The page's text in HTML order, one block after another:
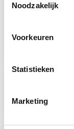
Noodzakelijk
Voorkeuren
Statistieken
Marketing
wielrennen.
wielrenners
cap heeft